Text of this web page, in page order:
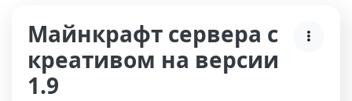
Майнкрафт сервера с
креативом на версии
1.9